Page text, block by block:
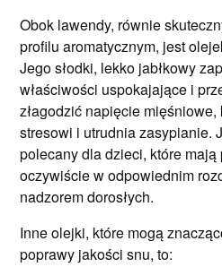
Obok lawendy, równie
profilu aromatycznym, jest
Jego słodki, lekko jabłkowy
właściwości uspokajające i
złagodzić napięcie
stresowi i utrudnia zasypianie.
polecany dla dzieci, które
oczywiście w odpowiednim
nadzorem dorosłych.
Inne olejki, które mogą
poprawy jakości snu, to: